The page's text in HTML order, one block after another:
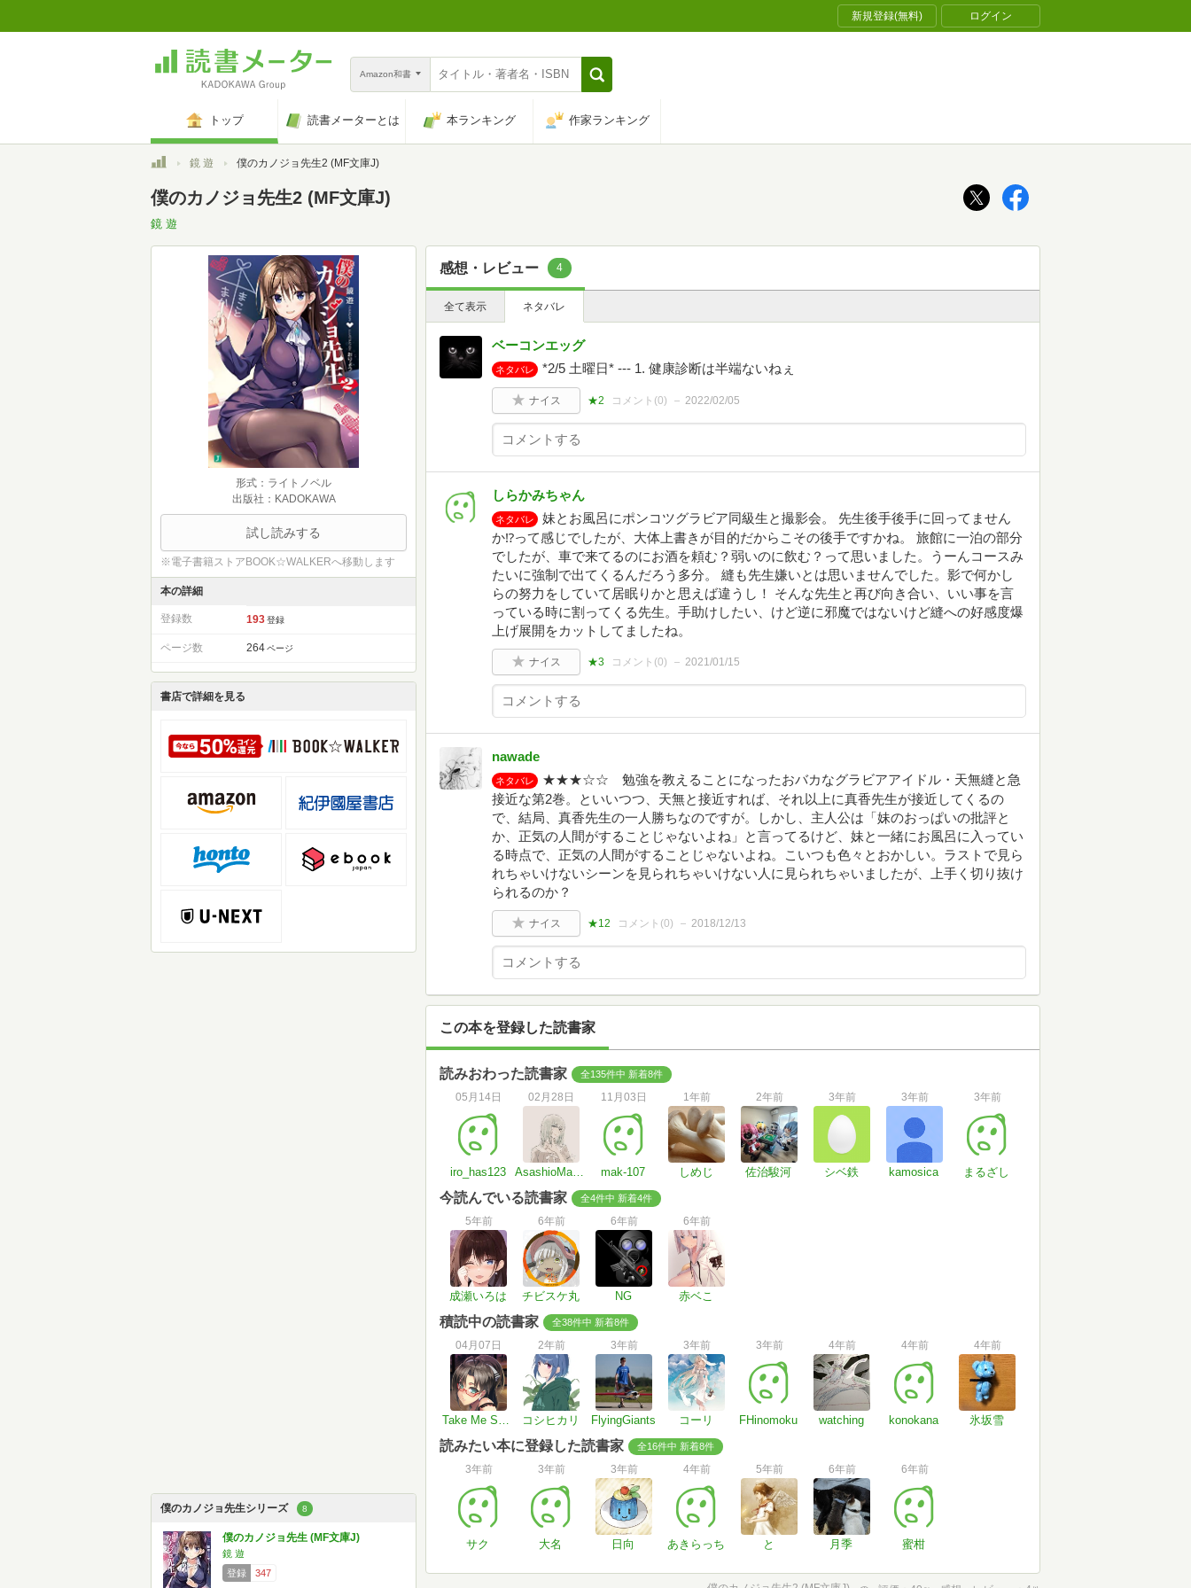
新規登録(無料) ログイン
Amazon和書
トップ 読書メーターとは 本ランキング 作家ランキング
トップ鏡 遊 僕のカノジョ先生2 (MF文庫J)
僕のカノジョ先生2 (MF文庫J)
鏡 遊
形式：ライトノベル
出版社：KADOKAWA
試し読みする
※電子書籍ストアBOOK☆WALKERへ移動します
本の詳細
登録数 193 登録
ページ数 264 ページ
書店で詳細を見る
僕のカノジョ先生シリーズ 8
僕のカノジョ先生 (MF文庫J)
鏡 遊
登録
347
感想・レビュー 4
全て表示 ネタバレ
ベーコンエッグ
ネタバレ *2/5 土曜日* --- 1. 健康診断は半端ないねぇ
ナイス ★2 コメント(0) 2022/02/05
しらかみちゃん
ネタバレ
妹とお風呂にポンコツグラビア同級生と撮影会。 先生後手後手に回ってません
か⁉︎って感じでしたが、大体上書きが目的だからこその後手ですかね。 旅館に一泊の部分
でしたが、車で来てるのにお酒を頼む？弱いのに飲む？って思いました。うーんコースみ
たいに強制で出てくるんだろう多分。 縫も先生嫌いとは思いませんでした。影で何かし
らの努力をしていて居眠りかと思えば違うし！ そんな先生と再び向き合い、いい事を言
っている時に割ってくる先生。手助けしたい、けど逆に邪魔ではないけど縫への好感度爆
上げ展開をカットしてましたね。
ナイス ★3 コメント(0) 2021/01/15
nawade
ネタバレ
★★★☆☆ 勉強を教えることになったおバカなグラビアアイドル・天無縫と急
接近な第2巻。といいつつ、天無と接近すれば、それ以上に真香先生が接近してくるの
で、結局、真香先生の一人勝ちなのですが。しかし、主人公は「妹のおっぱいの批評と
か、正気の人間がすることじゃないよね」と言ってるけど、妹と一緒にお風呂に入ってい
る時点で、正気の人間がすることじゃないよね。こいつも色々とおかしい。ラストで見ら
れちゃいけないシーンを見られちゃいけない人に見られちゃいましたが、上手く切り抜け
られるのか？
ナイス ★12 コメント(0) 2018/12/13
この本を登録した読書家
読みおわった読書家 全135件中 新着8件
05月14日
iro_has123
02月28日
AsashioManabu
11月03日
mak-107
1年前
しめじ
2年前
佐治駿河
3年前
シベ鉄
3年前
kamosica
3年前
まるざし
今読んでいる読書家 全4件中 新着4件
5年前
成瀬いろは
6年前
チビスケ丸
6年前
NG
6年前
赤ベこ
積読中の読書家 全38件中 新着8件
04月07日
Take Me Somewhere Nice
2年前
コシヒカリ
3年前
FlyingGiants
3年前
コーリ
3年前
FHinomoku
4年前
watching
4年前
konokana
4年前
氷坂雪
読みたい本に登録した読書家 全16件中 新着8件
3年前
サク
3年前
大名
3年前
日向
4年前
あきらっち
5年前
と
6年前
月季
6年前
蜜柑